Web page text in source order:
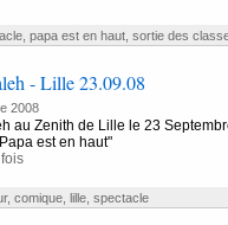
, papa est en haut, sortie des
- Lille 23.09.08
2008
au Zenith de Lille le 23
est en haut"
, comique, lille, spectacle